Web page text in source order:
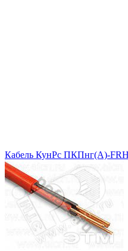
Кабель КунРс ПКПнг(А)-